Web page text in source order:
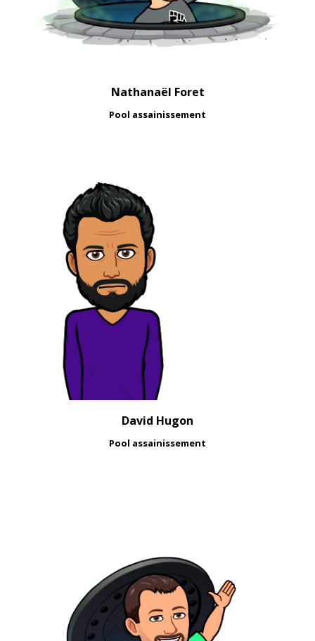
Nathanaël Foret
Pool assainissement
David Hugon
Pool assainissement